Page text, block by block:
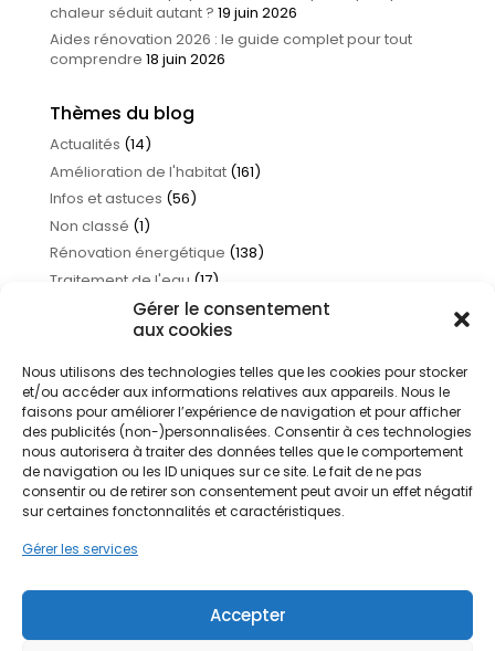
Gérer le consentement
aux cookies
Nous utilisons des technologies telles que les cookies pour stocker
et/ou accéder aux informations relatives aux appareils. Nous le
faisons pour améliorer l’expérience de navigation et pour afficher
des publicités (non-)personnalisées. Consentir à ces technologies
nous autorisera à traiter des données telles que le comportement
de navigation ou les ID uniques sur ce site. Le fait de ne pas
consentir ou de retirer son consentement peut avoir un effet négatif
sur certaines fonctonnalités et caractéristiques.
Gérer les services
Accepter
chaleur séduit autant ? 19 juin 2026
Aides rénovation 2026 : le guide complet pour tout
comprendre 18 juin 2026
Thèmes du blog
Actualités (14)
Amélioration de l'habitat(161)
Infos et astuces (56)
Non classé (1)
Rénovation énergétique (138)
Traitement de l'eau (17)
Devis gratuit